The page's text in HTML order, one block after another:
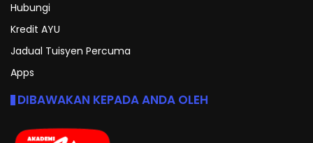
Hubungi
Kredit AYU
Jadual Tuisyen Percuma
Apps
DIBAWAKAN KEPADA ANDA OLEH